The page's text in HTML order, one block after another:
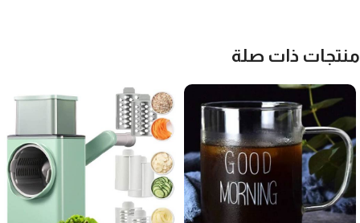
منتجات ذات صلة